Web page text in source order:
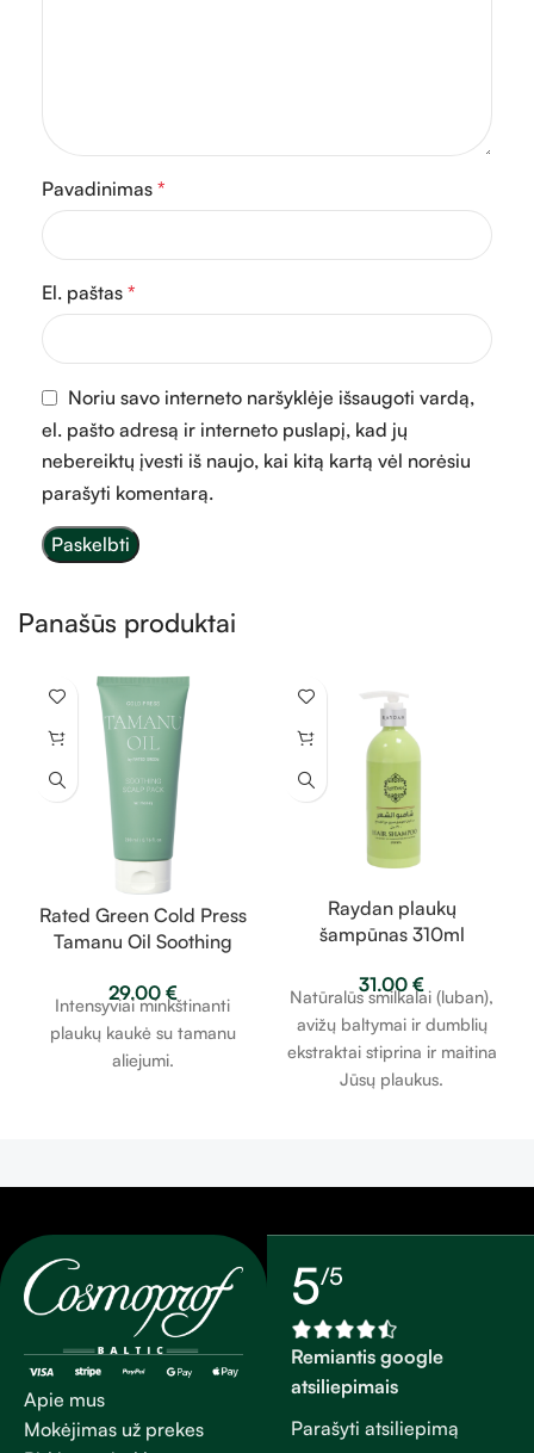
Pavadinimas *
El. paštas *
Noriu savo interneto naršyklėje išsaugoti vardą,
el. pašto adresą ir interneto puslapį, kad jų
nebereiktų įvesti iš naujo, kai kitą kartą vėl norėsiu
parašyti komentarą.
Panašūs produktai
Rated Green Cold Press
Tamanu Oil Soothing
odą plaukų kaukė su
tamanu aliejumi 200ml
29.00 €
Intensyviai minkštinanti
plaukų kaukė su tamanu
aliejumi.
Raydan plaukų
šampūnas 310ml
31.00 €
Natūralūs smilkalai (luban),
avižų baltymai ir dumblių
ekstraktai stiprina ir maitina
Jūsų plaukus.
Apie mus
Mokėjimas už prekes
5/5
Remiantis google
atsiliepimais
Parašyti atsiliepimą